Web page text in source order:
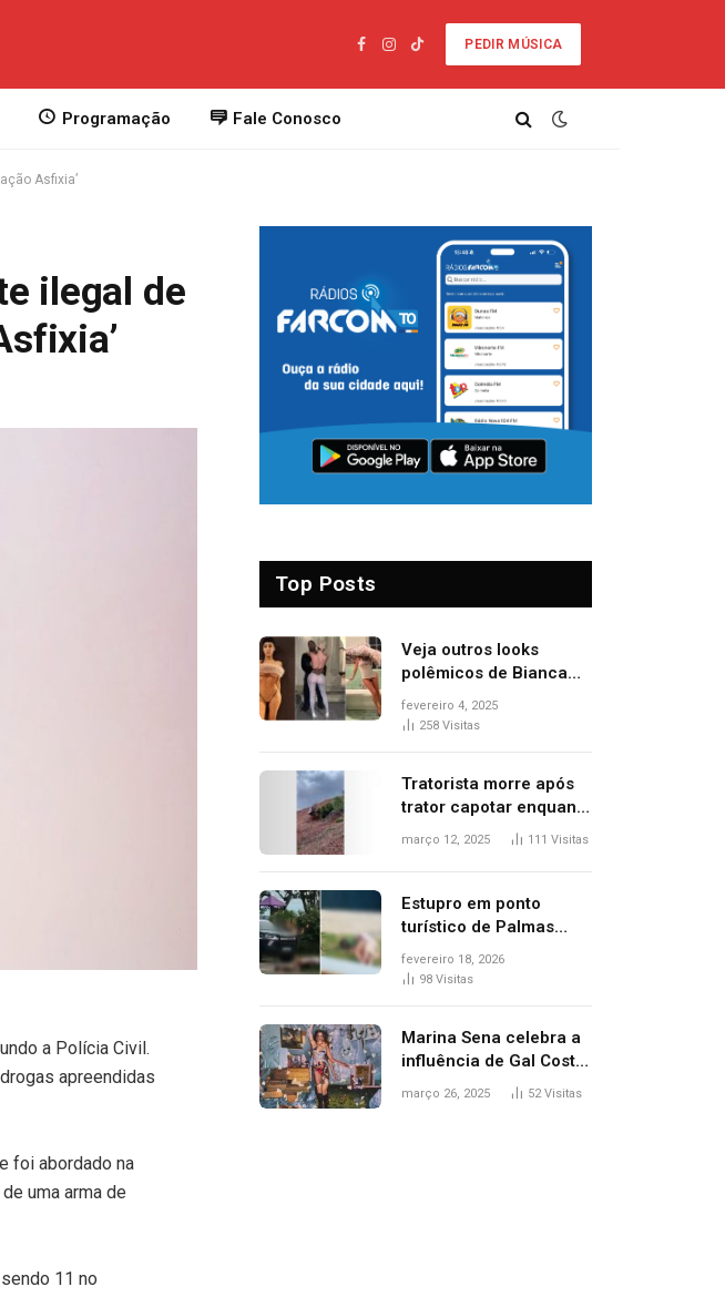
Facebook
Instagram
TikTok
PEDIR MÚSICA
Programação Fale Conosco
Asfixia’
ilegal de
a Polícia Civil.
apreendidas
foi abordado na
uma arma de
11 no
Top Posts
Veja outros looks
polêmicos de Bianca
Censori, esposa de
Kanye West que
fevereiro 4, 2025
258 Visitas
Tratorista morre após
trator capotar enquanto
removia vegetação em
março 12, 2025 111 Visitas
Estupro em ponto
turístico de Palmas
ocorreu em frente à
viatura e base de
fevereiro 18, 2026
98 Visitas
Marina Sena celebra a
influência de Gal Costa
na arte do álbum
março 26, 2025 52Visitas